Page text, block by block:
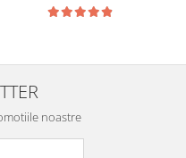
noastre